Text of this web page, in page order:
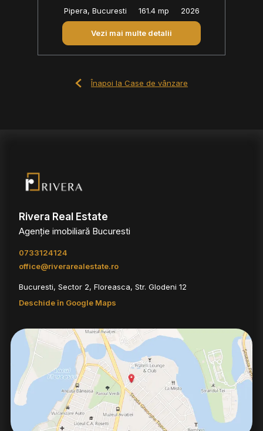
Pipera, Bucuresti
161.4 mp 2026
Vezi mai multe detalii
Înapoi la Case de vânzare
Rivera Real Estate
Agenție imobiliară Bucuresti
0733124124
office@riverarealestate.ro
Bucuresti, Sector 2, Floreasca, Str. Glodeni 12
Deschide în Google Maps